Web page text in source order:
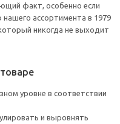
факт, особенно если
нашего ассортимента в 1979
никогда не выходит
уровне в соответствии
и выровнять